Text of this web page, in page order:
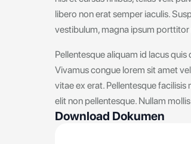
libero non erat semper iaculis.
vestibulum, magna ipsum
Pellentesque aliquam id lacus
Vivamus congue lorem sit amet
vitae ex erat. Pellentesque
elit non pellentesque. Nullam
Download Dokumen